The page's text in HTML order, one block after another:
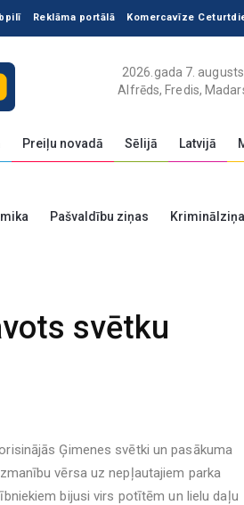
Reklāma portālā Komercavīze
2026.gada 7. augusts
Alfrēds, Fredis,
Preiļu novadā Sēlijā Latvijā
Pašvaldību ziņas
svētku
Ģimenes svētki un pasākuma
vērsa uz nepļautajiem parka
bijusi virs potītēm un lielu daļu